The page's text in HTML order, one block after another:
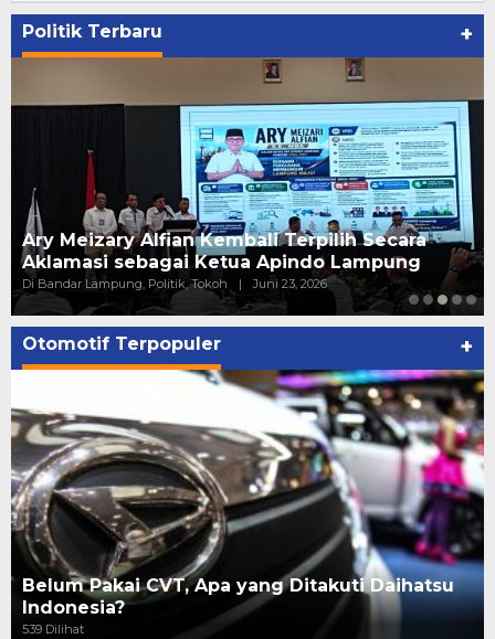
Politik Terbaru +
Pelantikan Relawan PAN Bandar Lampung, ini
kata Putri Zulhas
Di ADV, Politik | Juni 20, 2026
Otomotif Terpopuler +
Belum Pakai CVT, Apa yang Ditakuti Daihatsu
Indonesia?
539 Dilihat